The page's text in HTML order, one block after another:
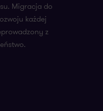
Migracja do
każdej
z